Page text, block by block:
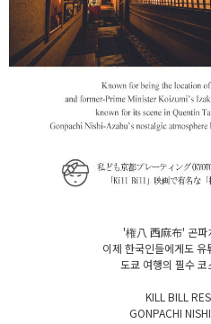
'権八 西麻布' 곤파
이제 한국인들에게도 유
도쿄 여행의 필수 코
KILL BILL
GONPACHI